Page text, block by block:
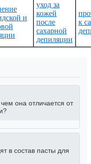
и
уход за
кожей
после
сахарной
депиляции
к
она отличается от
в состав пасты для